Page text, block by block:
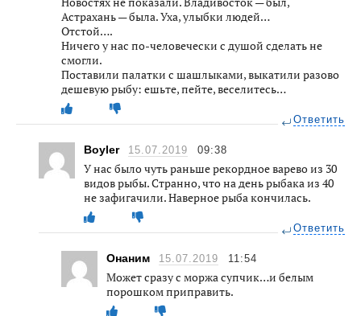
Астрахань — была. Уха, улыбки людей…
Отстой….
Ничего у нас по-человечески с душой сделать не
смогли.
Поставили палатки с шашлыками, выкатили разово
дешевую рыбу: ешьте, пейте, веселитесь…
Ответить
Boyler 15.07.2019 09:38
У нас было чуть раньше рекордное варево из 30
видов рыбы. Странно, что на день рыбака из 40
не зафигачили. Наверное рыба кончилась.
Ответить
Онаним 15.07.2019 11:54
Может сразу с моржа супчик…и белым
порошком приправить.